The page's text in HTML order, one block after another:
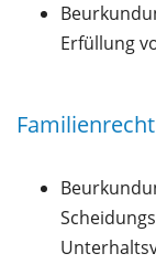
Erfüllung
Familienrecht